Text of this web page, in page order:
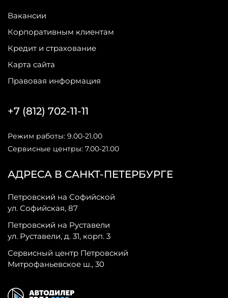
Вакансии
Корпоративным клиентам
Кредит и страхование
Карта сайта
Правовая информация
АДРЕСА В САНКТ-ПЕТЕРБУРГЕ
Петровский на Софийской
ул. Софийская, 87
Петровский на Руставели
ул. Руставели, д. 31, корп. 3
Сервисный центр Петровский
Митрофаньевское ш., 30
+7 (812) 702-11-11
Режим работы: 9.00-21.00
Сервисные центры: 7.00-21.00